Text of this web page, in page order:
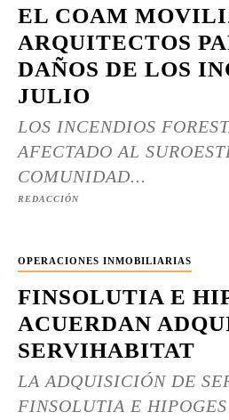
EL COAM
ARQUITECTOS
DAÑOS DE LOS
JULIO
LOS INCENDIOS
AFECTADO AL
COMUNIDAD...
REDACCIÓN
OPERACIONES INMOBILIARIAS
FINSOLUTIA E
ACUERDAN
SERVIHABITAT
LA ADQUISICIÓN DE
FINSOLUTIA E